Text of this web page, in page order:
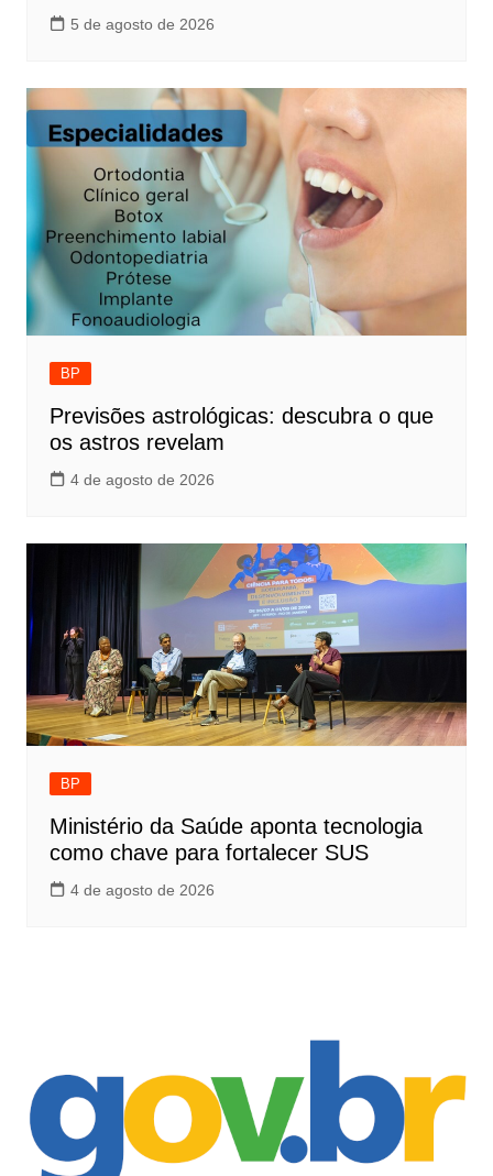
5 de agosto de 2026
BP
Previsões astrológicas: descubra o que
os astros revelam
4 de agosto de 2026
BP
Ministério da Saúde aponta tecnologia
como chave para fortalecer SUS
4 de agosto de 2026